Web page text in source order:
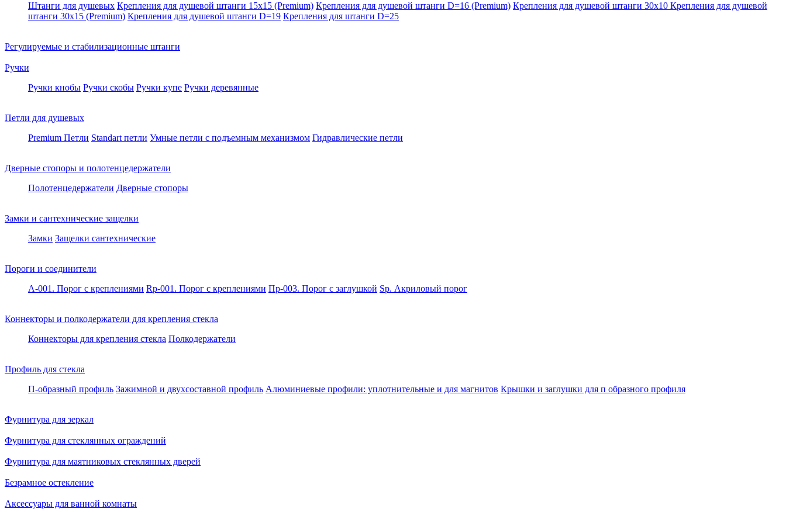
Штанги для душевых Крепления для душевой штанги 15х15 (Premium) Крепления для душевой штанги D=16 (Premium) Крепления для душевой штанги 30x10 Крепления для душевой
штанги 30x15 (Premium) Крепления для душевой штанги D=19 Крепления для штанги D=25
Регулируемые и стабилизационные штанги
Ручки
Ручки кнобы Ручки скобы Ручки купе Ручки деревянные
Петли для душевых
Premium Петли Standart петли Умные петли c подъемным механизмом Гидравлические петли
Дверные стопоры и полотенцедержатели
Полотенцедержатели Дверные стопоры
Замки и сантехнические защелки
Замки Защелки сантехнические
Пороги и соединители
A-001. Порог с креплениями Rp-001. Порог с креплениями Пр-003. Порог с заглушкой Sp. Акриловый порог
Коннекторы и полкодержатели для крепления стекла
Коннекторы для крепления стекла Полкодержатели
Профиль для стекла
П-образный профиль Зажимной и двухсоставной профиль Алюминиевые профили: уплотнительные и для магнитов Крышки и заглушки для п образного профиля
Фурнитура для зеркал
Фурнитура для стеклянных ограждений
Фурнитура для маятниковых стеклянных дверей
Безрамное остекление
Аксессуары для ванной комнаты